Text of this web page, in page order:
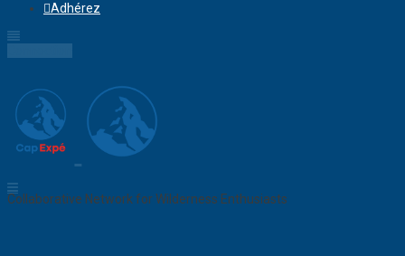
Adhérez
Collaborative Network for Wilderness Enthusiasts